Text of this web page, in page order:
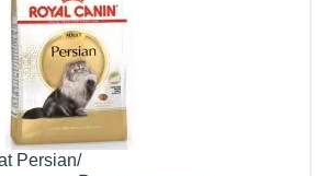
Persian/